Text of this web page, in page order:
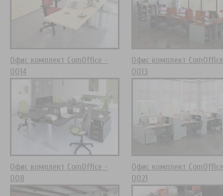
Офис комплект ComOffice -
0014
Офис комплект
0013
Офис комплект ComOffice -
008
Офис комплект
0021